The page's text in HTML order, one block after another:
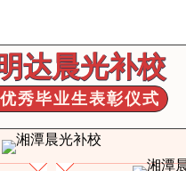
达晨光补校
秀毕业生表彰仪式